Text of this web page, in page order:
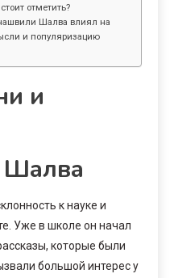
отметить?
Шалва влиял на
и популяризацию
и
к науке и
Уже в школе он начал
которые были
большой интерес у